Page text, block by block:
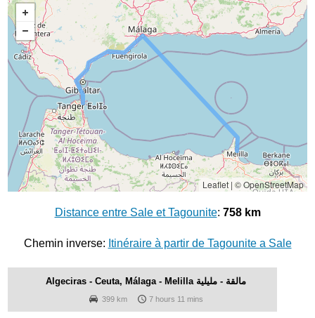
Leaflet| © OpenStreetMap
Distance entre Sale et Tagounite: 758 km
Chemin inverse: Itinéraire à partir de Tagounite a Sale
Algeciras - Ceuta, Málaga - Melilla مالقة - مليلية
399 km 7 hours 11 mins